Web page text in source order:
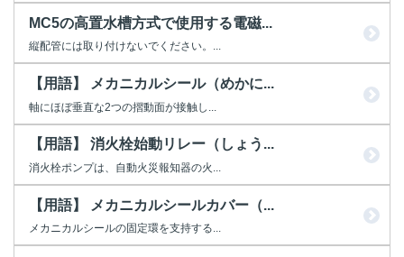
MC5の高置水槽方式で使用する電磁...
縦配管には取り付けないでください。...
【用語】 メカニカルシール（めかに...
軸にほぼ垂直な2つの摺動面が接触し...
【用語】 消火栓始動リレー（しょう...
消火栓ポンプは、自動火災報知器の火...
【用語】 メカニカルシールカバー（...
メカニカルシールの固定環を支持する...